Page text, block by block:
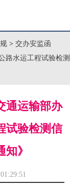
> 交办安监函
路水运工程试验检测
通运输部办
试验检测信
》